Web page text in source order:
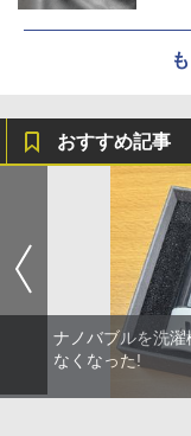
おすすめ記事
ナノバブルを洗
なくなった!